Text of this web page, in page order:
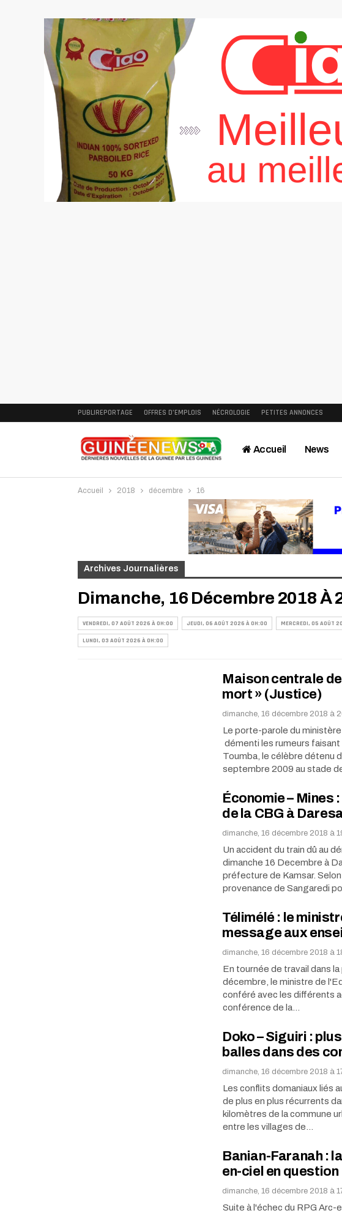
PUBLIREPORTAGE OFFRES D’EMPLOIS NÉCROLOGIE PETITES ANNONCES
Accueil News
Interviews
Accueil 2018 décembre 16
Archives Journalières
Dimanche, 16 Décembre 2018 À
VENDREDI, 07 AOÛT 2026 À 0H:00 JEUDI, 06 AOÛT 2026 À 0H:00 MERCREDI, 05 AOÛT
LUNDI, 03 AOÛT 2026 À 0H:00
Maison centrale
mort » (Justice)
dimanche, 16 décembre 2018 à
Le porte-parole du
démenti les rumeurs faisant
Toumba, le célèbre détenu
septembre 2009 au stade
Économie – Mines
de la CBG à
dimanche, 16 décembre 2018 à
Un accident du train dû au
dimanche 16 Decembre à
préfecture de Kamsar.
provenance de Sangaredi
Télimélé : le
message aux
dimanche, 16 décembre 2018 à
En tournée de travail dans
décembre, le ministre de
conféré avec les différents
conférence de la…
Doko – Siguiri :
balles dans des
dimanche, 16 décembre 2018 à
Les conflits domaniaux liés
de plus en plus récurrents
kilomètres de la commune
entre les villages de…
Banian-Faranah :
en-ciel en question
dimanche, 16 décembre 2018 à
Suite à l'échec du RPG Arc-